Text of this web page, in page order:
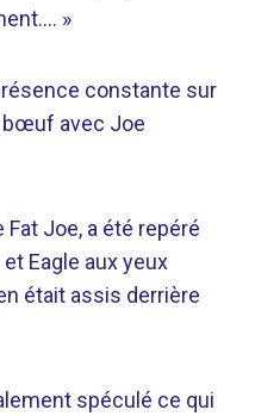
»
constante sur
bœuf avec Joe
Joe, a été repéré
Eagle aux yeux
était assis derrière
spéculé ce qui